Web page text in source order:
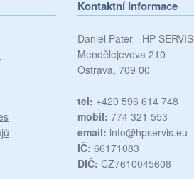
Kontaktní informace
Daniel Pater - HP SERVIS
Mendělejevova 210
Ostrava, 709 00
tel: +420 596 614 748
mobil: 774 321 553
email: info@hpservis.eu
IČ: 66171083
DIČ: CZ7610045608